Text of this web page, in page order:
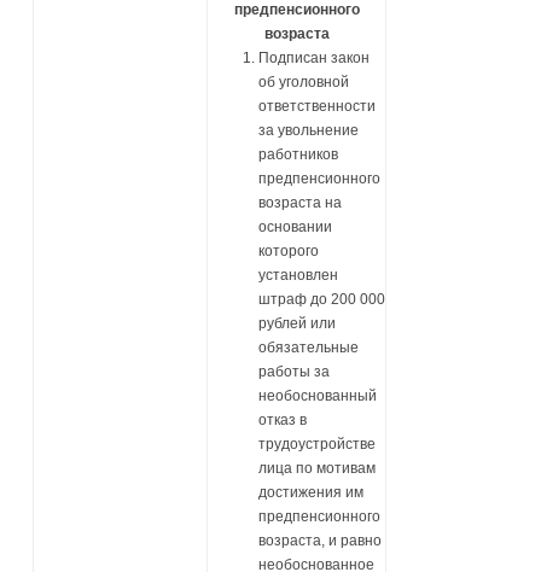
предпенсионного
возраста
Подписан закон
об уголовной
ответственности
за увольнение
работников
предпенсионного
возраста на
основании
которого
установлен
штраф до 200 000
рублей или
обязательные
работы за
необоснованный
отказ в
трудоустройстве
лица по мотивам
достижения им
предпенсионного
возраста, и равно
необоснованное